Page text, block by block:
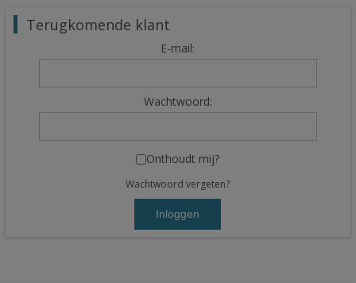
Terugkomende klant
E-mail:
Wachtwoord:
Onthoudt mij?
Wachtwoord vergeten?
Inloggen